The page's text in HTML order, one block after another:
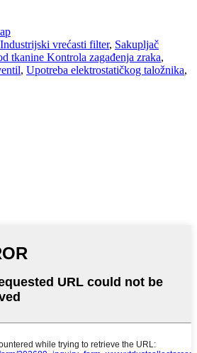
Industrijski vrećasti filter, Sakupljač
tkanine Kontrola zagađenja zraka,
, Upotreba elektrostatičkog taložnika,